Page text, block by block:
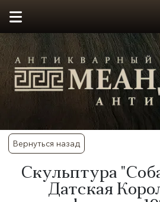
Вернуться назад
Скульптура
Датская